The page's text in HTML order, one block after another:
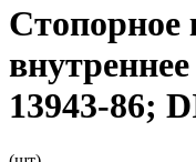
Стопорное
13943-86;